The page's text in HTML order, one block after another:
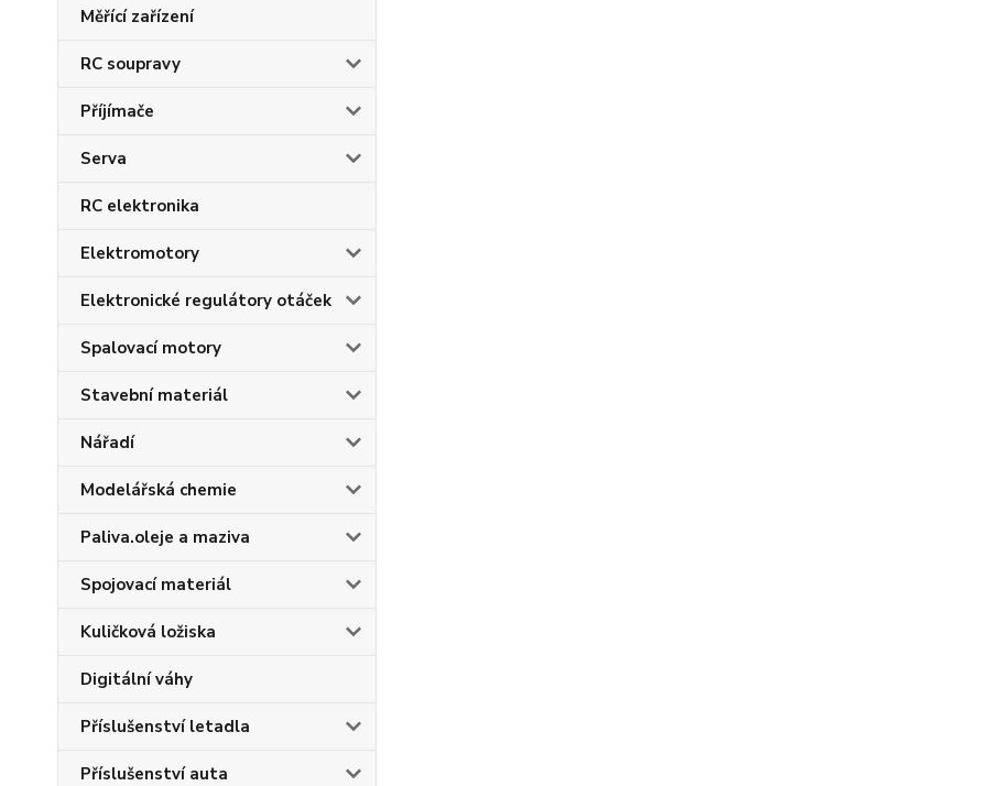
Měřící zařízení
RC soupravy
Příjímače
Serva
RC elektronika
Elektromotory
Elektronické regulátory otáček
Spalovací motory
Stavební materiál
Nářadí
Modelářská chemie
Paliva.oleje a maziva
Spojovací materiál
Kuličková ložiska
Digitální váhy
Příslušenství letadla
Příslušenství auta